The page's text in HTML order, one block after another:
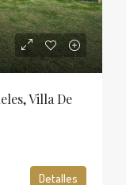
Villa De
Detalles